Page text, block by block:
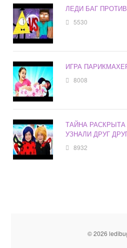
ЛЕДИ БАГ
5530
ИГРА
8008
ТАЙНА
УЗНАЛИ ДРУГ
8932
© 2026